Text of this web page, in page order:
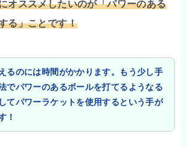
オススメしたいのが「パワーのある
る」ことです！
るのには時間がかかります。もう少し手
でパワーのあるボールを打てるようなる
てパワーラケットを使用するという手が
！